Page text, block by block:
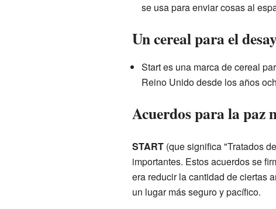
se usa para enviar cosas al
Un cereal para el
Start es una marca de cereal
Reino Unido desde los años
Acuerdos para la paz
START(que significa "Tratados
importantes. Estos acuerdos se
era reducir la cantidad de ciertas
un lugar más seguro y pacífico.